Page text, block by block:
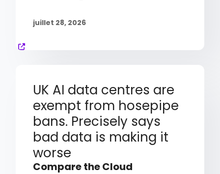
juillet 28, 2026
UK AI data centres are
exempt from hosepipe
bans. Precisely says
bad data is making it
worse
Compare the Cloud